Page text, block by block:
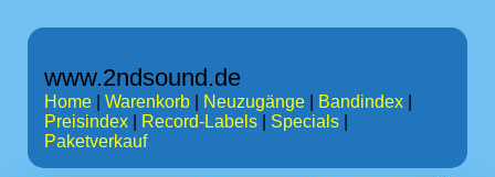
www.2ndsound.de
Home Warenkorb Neuzugänge Bandindex
Preisindex
Record-Labels Specials
Paketverkauf